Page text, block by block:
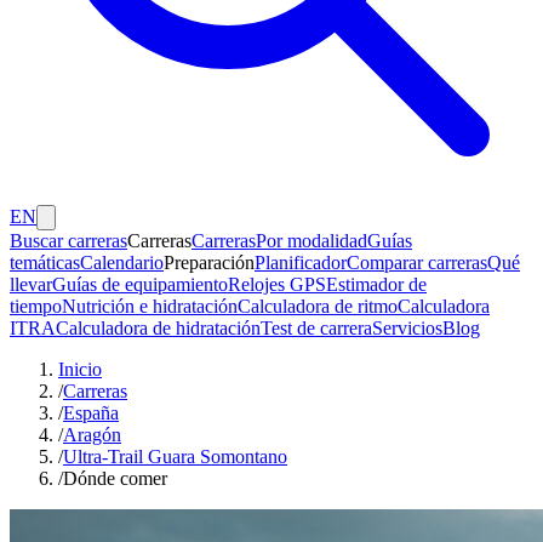
EN
Buscar carrerasCarrerasCarrerasPor modalidadGuías
temáticasCalendarioPreparaciónPlanificadorComparar carrerasQué
llevarGuías de equipamientoRelojes GPSEstimador de
tiempoNutrición e hidrataciónCalculadora de ritmoCalculadora
ITRACalculadora de hidrataciónTest de carreraServiciosBlog
Inicio
/Carreras
/España
/Aragón
/Ultra-Trail Guara Somontano
/Dónde comer